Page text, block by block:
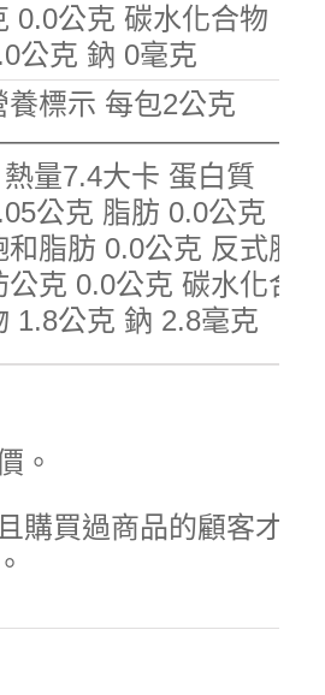
0.0公克 碳水化合物
公克 鈉 0毫克
養標示 每包2公克
量7.4大卡 蛋白質
公克 脂肪 0.0公克
和脂肪 0.0公克 反式脂
公克 0.0公克 碳水化合
1.8公克 鈉 2.8毫克
。
購買過商品的顧客才